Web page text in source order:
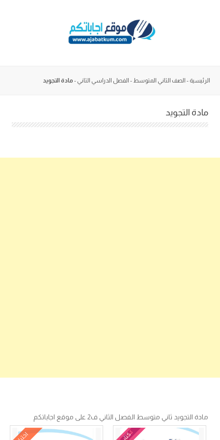
الرئيسية - الصف الثاني المتوسط - الفصل الدراسي الثاني - مادة التجويد
مادة التجويد
مادة التجويد ثاني متوسط الفصل الثاني ف2 على موقع اجاباتكم